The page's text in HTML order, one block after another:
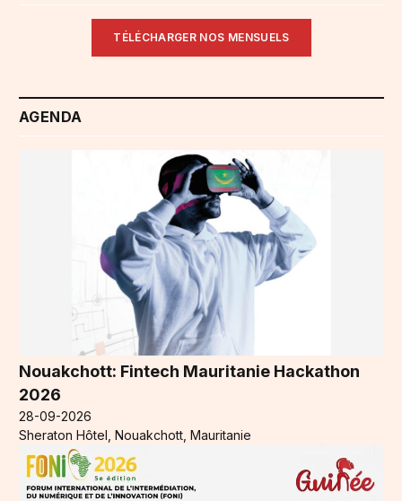
TÉLÉCHARGER NOS MENSUELS
AGENDA
Nouakchott: Fintech Mauritanie Hackathon
2026
28-09-2026
Sheraton Hôtel, Nouakchott, Mauritanie